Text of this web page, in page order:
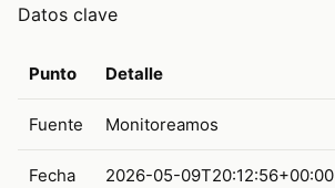
Datos clave
Punto Detalle
Fuente Monitoreamos
Fecha 2026-05-09T20:12:56+00:00